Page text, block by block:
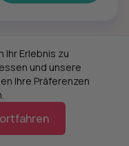
Ihr Erlebnis zu
und unsere
Ihre Präferenzen